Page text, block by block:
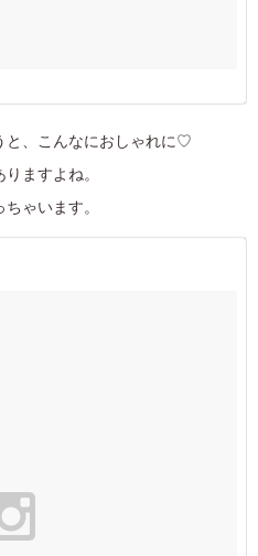
と、こんなにおしゃれに♡
ますよね。
ゃいます。